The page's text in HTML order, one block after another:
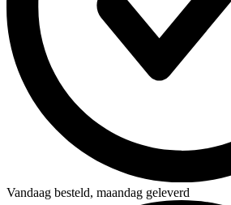
Vandaag besteld, maandag geleverd